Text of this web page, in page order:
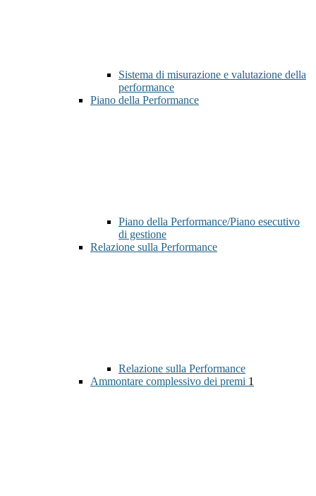
Sistema di misurazione e valutazione della
performance
Piano della Performance
Piano della Performance/Piano esecutivo
di gestione
Relazione sulla Performance
Relazione sulla Performance
Ammontare complessivo dei premi 1